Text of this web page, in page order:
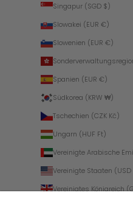
Singapur (SGD $)
Slowakei (EUR €)
Slowenien (EUR €)
Spanien (EUR €)
Südkorea (KRW ₩)
Tschechien (CZK Kč)
Ungarn (HUF Ft)